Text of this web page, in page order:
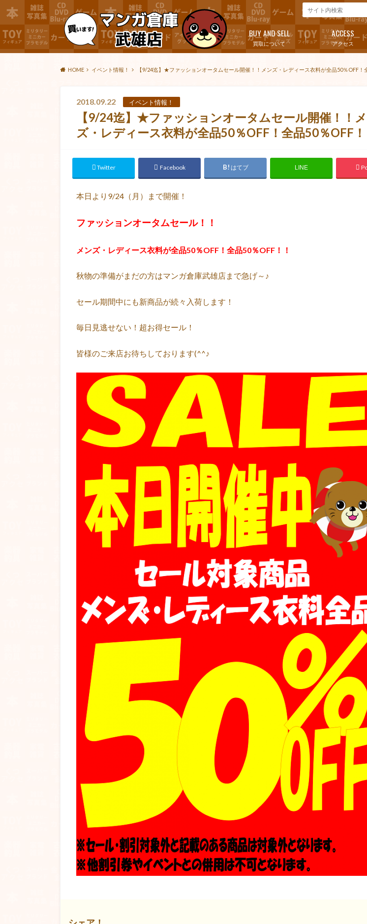
買取について
BUY AND SELL
アクセス
ACCESS
HOME イベント情報！ 【9/24迄】★ファッションオータムセール開催！！メンズ・レディース衣料が全品50％OFF
2018.09.22 イベント情報！
【9/24迄】★ファッションオータムセール開催！！
ズ・レディース衣料が全品50％OFF！全品50％OFF
Twitter Facebook はてブ LINE
本日より9/24（月）まで開催！
ファッションオータムセール！！
メンズ・レディース衣料が全品50％OFF！全品50％OFF！！
秋物の準備がまだの方はマンガ倉庫武雄店まで急げ～♪
セール期間中にも新商品が続々入荷します！
毎日見逃せない！超お得セール！
皆様のご来店お待ちしております(^^♪